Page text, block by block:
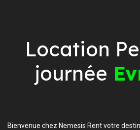
Location
journée
Bienvenue chez Nemesis Rent votre